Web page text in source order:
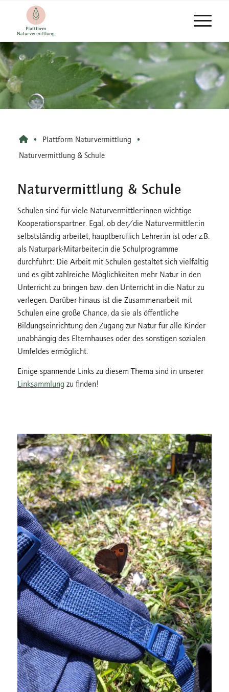
• Plattform Naturvermittlung
•
Naturvermittlung & Schule
Naturvermittlung & Schule
Schulen sind für viele Naturvermittler:innen wichtige
Kooperationspartner. Egal, ob der/die Naturvermittler:in
selbstständig arbeitet, hauptberuflich Lehrer:in ist oder z.B.
als Naturpark-Mitarbeiter:in die Schulprogramme
durchführt: Die Arbeit mit Schulen gestaltet sich vielfältig
und es gibt zahlreiche Möglichkeiten mehr Natur in den
Unterricht zu bringen bzw. den Unterricht in die Natur zu
verlegen. Darüber hinaus ist die Zusammenarbeit mit
Schulen eine große Chance, da sie als öffentliche
Bildungseinrichtung den Zugang zur Natur für alle Kinder
unabhängig des Elternhauses oder des sonstigen sozialen
Umfeldes ermöglicht.
Einige spannende Links zu diesem Thema sind in unserer
Linksammlungzu finden!